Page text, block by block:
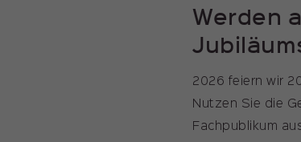
Werden
2026 feiern wir
Nutzen Sie die
Fachpublikum